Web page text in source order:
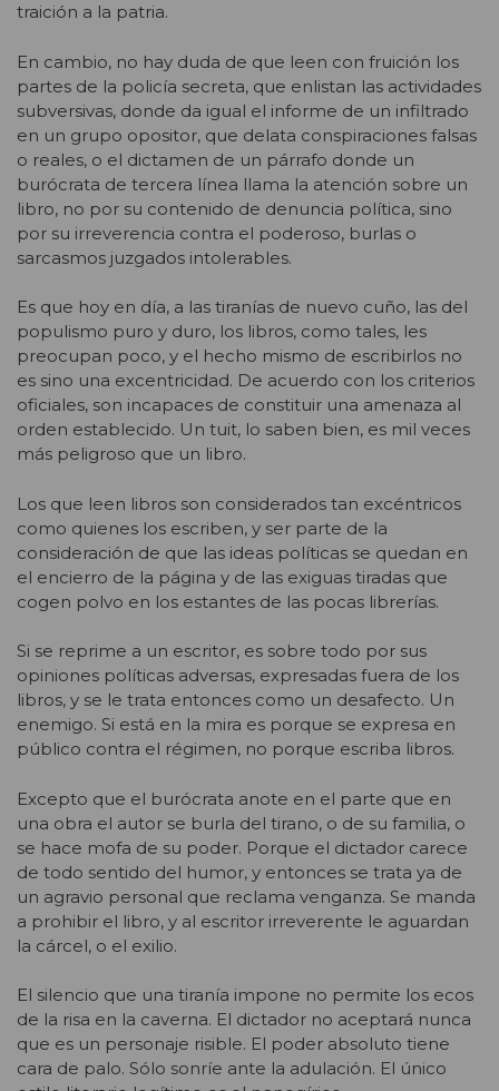
traición a la patria.
En cambio, no hay duda de que leen con fruición los
partes de la policía secreta, que enlistan las actividades
subversivas, donde da igual el informe de un infiltrado
en un grupo opositor, que delata conspiraciones falsas
o reales, o el dictamen de un párrafo donde un
burócrata de tercera línea llama la atención sobre un
libro, no por su contenido de denuncia política, sino
por su irreverencia contra el poderoso, burlas o
sarcasmos juzgados intolerables.
Es que hoy en día, a las tiranías de nuevo cuño, las del
populismo puro y duro, los libros, como tales, les
preocupan poco, y el hecho mismo de escribirlos no
es sino una excentricidad. De acuerdo con los criterios
oficiales, son incapaces de constituir una amenaza al
orden establecido. Un tuit, lo saben bien, es mil veces
más peligroso que un libro.
Los que leen libros son considerados tan excéntricos
como quienes los escriben, y ser parte de la
consideración de que las ideas políticas se quedan en
el encierro de la página y de las exiguas tiradas que
cogen polvo en los estantes de las pocas librerías.
Si se reprime a un escritor, es sobre todo por sus
opiniones políticas adversas, expresadas fuera de los
libros, y se le trata entonces como un desafecto. Un
enemigo. Si está en la mira es porque se expresa en
público contra el régimen, no porque escriba libros.
Excepto que el burócrata anote en el parte que en
una obra el autor se burla del tirano, o de su familia, o
se hace mofa de su poder. Porque el dictador carece
de todo sentido del humor, y entonces se trata ya de
un agravio personal que reclama venganza. Se manda
a prohibir el libro, y al escritor irreverente le aguardan
la cárcel, o el exilio.
El silencio que una tiranía impone no permite los ecos
de la risa en la caverna. El dictador no aceptará nunca
que es un personaje risible. El poder absoluto tiene
cara de palo. Sólo sonríe ante la adulación. El único